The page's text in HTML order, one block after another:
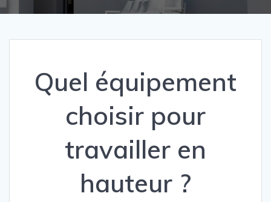
Quel équipement
choisir pour
travailler en
hauteur ?